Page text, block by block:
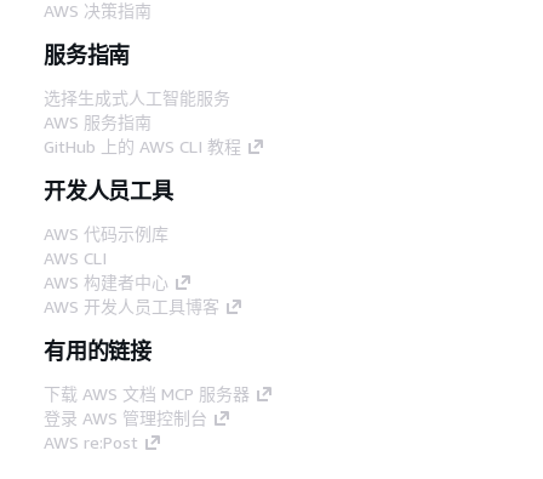
AWS 决策指南
服务指南
选择生成式人工智能服务
AWS 服务指南
GitHub 上的 AWS CLI 教程
开发人员工具
AWS 代码示例库
AWS CLI
AWS 构建者中心
AWS 开发人员工具博客
有用的链接
下载 AWS 文档 MCP 服务器
登录 AWS 管理控制台
AWS re:Post